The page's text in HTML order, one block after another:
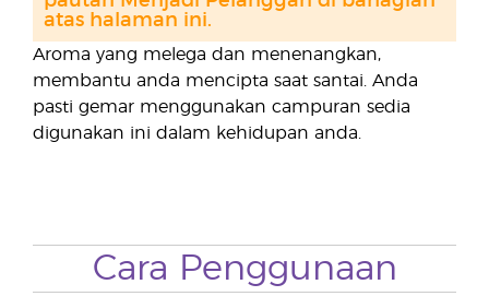
Aroma yang melega dan menenangkan,
membantu anda mencipta saat santai. Anda
pasti gemar menggunakan campuran sedia
digunakan ini dalam kehidupan anda.
atas halaman ini.
Cara Penggunaan